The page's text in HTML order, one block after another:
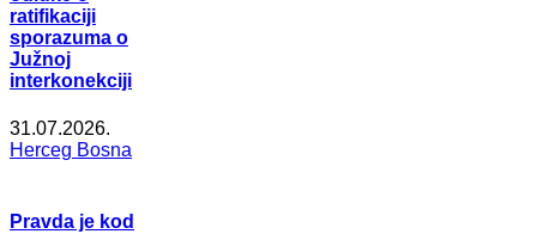
ratifikaciji
sporazuma o
Južnoj
interkonekciji
31.07.2026.
Herceg Bosna
Pravda je kod